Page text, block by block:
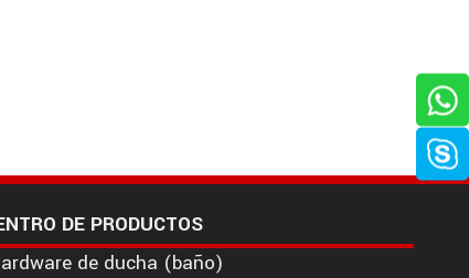
DE PRODUCTOS
de ducha (baño)